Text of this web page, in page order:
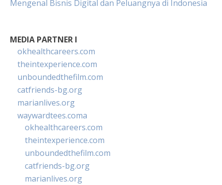
Mengenal Bisnis Digital dan Peluangnya di Indonesia
MEDIA PARTNER I
okhealthcareers.com
theintexperience.com
unboundedthefilm.com
catfriends-bg.org
marianlives.org
waywardtees.coma
okhealthcareers.com
theintexperience.com
unboundedthefilm.com
catfriends-bg.org
marianlives.org